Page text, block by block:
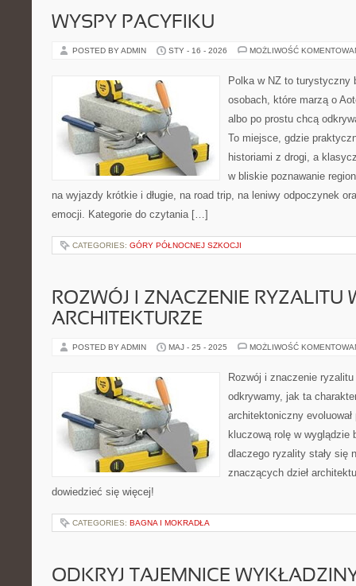
WYSPY PACYFIKU
POSTED BY ADMIN STY - 16 - 2026 MOŻLIWOŚĆ
Polka w NZ to turystyczny
osobach, które marzą o
albo po prostu chcą
To miejsce, gdzie
historiami z drogi, a
w bliskie poznawanie
na wyjazdy krótkie i długie, na road trip, na leniwy odpoczynek
emocji. Kategorie do czytania […]
CATEGORIES: GÓRY PÓŁNOCNEJ SZKOCJI
ROZWÓJ I ZNACZENIE RYZALITU
ARCHITEKTURZE
POSTED BY ADMIN MAJ - 25 - 2025 MOŻLIWOŚĆ
Rozwój i znaczenie
odkrywamy, jak ta
architektoniczny
kluczową rolę w wyglądzie
dlaczego ryzality stały się
znaczących dzieł
dowiedzieć się więcej!
CATEGORIES: BAGNA I MOKRADŁA
ODKRYJ TAJEMNICE